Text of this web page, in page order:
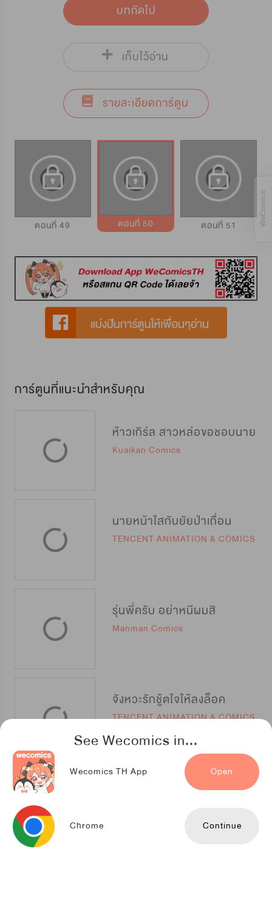
See Wecomics in...
Wecomics TH App Open
Chrome Continue
บทถัดไป
เก็บไว้อ่าน
รายละเอียดการ์ตูน
ตอนที่ 49 ตอนที่ 50 ตอนที่ 51
การ์ตูนที่แนะนำสำหรับคุณ
ห้าวเกิร์ล สาวหล่อขอชอบนาย
Kuaikan Comics
นายหน้าใสกับยัยป่าเถื่อน
TENCENT ANIMATION & COMICS
รุ่นพี่ครับ อย่าหนีผมสิ
Manman Comics
จังหวะรักชู้ตใจให้ลงล็อค
TENCENT ANIMATION & COMICS
รักแรกแสนหวาน